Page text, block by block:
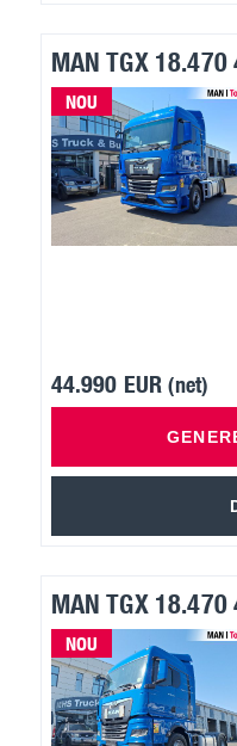
MAN TGX 18.470
NOU
44.990 EUR(net)
MAN TGX 18.470
NOU